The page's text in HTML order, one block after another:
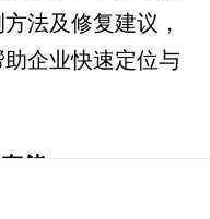
法及修复建议，
企业快速定位与
储